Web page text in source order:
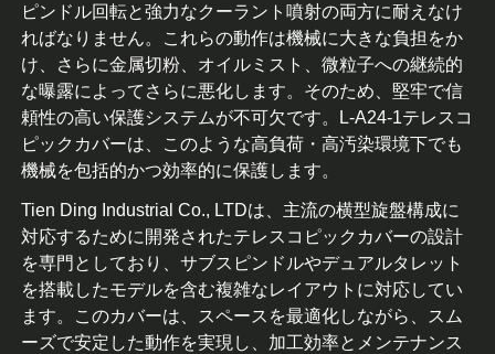
ピンドル回転と強力なクーラント噴射の両方に耐えなけ
ればなりません。これらの動作は機械に大きな負担をか
け、さらに金属切粉、オイルミスト、微粒子への継続的
な曝露によってさらに悪化します。そのため、堅牢で信
頼性の高い保護システムが不可欠です。L-A24-1テレスコ
ピックカバーは、このような高負荷・高汚染環境下でも
機械を包括的かつ効率的に保護します。
Tien Ding Industrial Co., LTDは、主流の横型旋盤構成に
対応するために開発されたテレスコピックカバーの設計
を専門としており、サブスピンドルやデュアルタレット
を搭載したモデルを含む複雑なレイアウトに対応してい
ます。このカバーは、スペースを最適化しながら、スム
ーズで安定した動作を実現し、加工効率とメンテナンス